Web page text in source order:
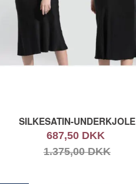
SILKESATIN-UNDERKJOLE
687,50 DKK
1.375,00 DKK